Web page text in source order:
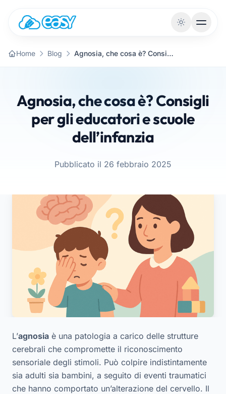
Home Blog Agnosia, che cosa è? Consigli per gli educatori e scuole dell’infanzia
Agnosia, che cosa è? Consigli
per gli educatori e scuole
dell’infanzia
Pubblicato il 26 febbraio 2025
L’agnosia è una patologia a carico delle strutture
cerebrali che compromette il riconoscimento
sensoriale degli stimoli. Può colpire indistintamente
sia adulti sia bambini, a seguito di eventi traumatici
che hanno comportato un’alterazione del cervello. Il